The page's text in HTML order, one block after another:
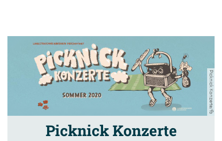
Picknick Konzerte/fb
Picknick Konzerte